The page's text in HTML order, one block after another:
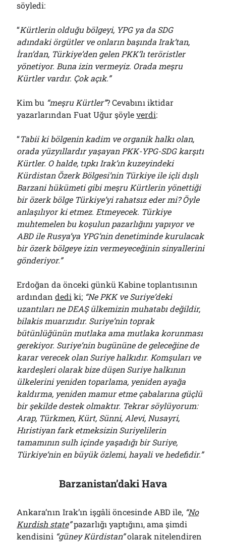
söyledi:
“Kürtlerin olduğu bölgeyi, YPG ya da SDG
adındaki örgütler ve onların başında Irak’tan,
İran’dan, Türkiye’den gelen PKK’lı teröristler
yönetiyor. Buna izin vermeyiz. Orada meşru
Kürtler vardır. Çok açık.”
Kim bu “meşru Kürtler”? Cevabını iktidar
yazarlarından Fuat Uğur şöyleverdi:
“Tabii ki bölgenin kadim ve organik halkı olan,
orada yüzyıllardır yaşayan PKK-YPG-SDG karşıtı
Kürtler. O halde, tıpkı Irak’ın kuzeyindeki
Kürdistan Özerk Bölgesi’nin Türkiye ile içli dışlı
Barzani hükümeti gibi meşru Kürtlerin yönettiği
bir özerk bölge Türkiye’yi rahatsız eder mi? Öyle
anlaşılıyor ki etmez. Etmeyecek. Türkiye
muhtemelen bu koşulun pazarlığını yapıyor ve
ABD ile Rusya’ya YPG’nin denetiminde kurulacak
bir özerk bölgeye izin vermeyeceğinin sinyallerini
gönderiyor.”
Erdoğan da önceki günkü Kabine toplantısının
ardındandedi ki; “Ne PKK ve Suriye’deki
uzantıları ne DEAŞ ülkemizin muhatabı değildir,
bilakis muarızıdır. Suriye’nin toprak
bütünlüğünün mutlaka ama mutlaka korunması
gerekiyor. Suriye’nin bugününe de geleceğine de
karar verecek olan Suriye halkıdır. Komşuları ve
kardeşleri olarak bize düşen Suriye halkının
ülkelerini yeniden toparlama, yeniden ayağa
kaldırma, yeniden mamur etme çabalarına güçlü
bir şekilde destek olmaktır. Tekrar söylüyorum:
Arap, Türkmen, Kürt, Sünni, Alevi, Nusayri,
Hıristiyan fark etmeksizin Suriyelilerin
tamamının sulh içinde yaşadığı bir Suriye,
Türkiye’nin en büyük özlemi, hayali ve hedefidir.”
Barzanistan’daki Hava
Ankara’nın Irak’ın işgâli öncesinde ABD ile, “No
Kurdish state”pazarlığı yaptığını, ama şimdi
kendisini “güney Kürdistan”olarak nitelendiren